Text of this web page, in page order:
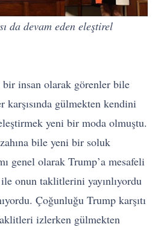
da devam eden eleştirel
bir insan olarak görenler bile
karşısında gülmekten kendini
yeni bir moda olmuştu.
bile yeni bir soluk
genel olarak Trump’a mesafeli
onun taklitlerini yayınlıyordu
Çoğunluğu Trump karşıtı
izlerken gülmekten